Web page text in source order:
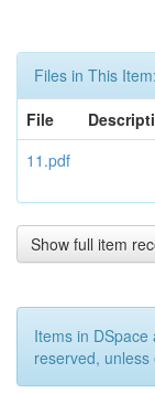
Files in This Item:
File
11.pdf
Show full item
Items in
reserved,